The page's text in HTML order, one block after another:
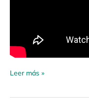
Leer más »